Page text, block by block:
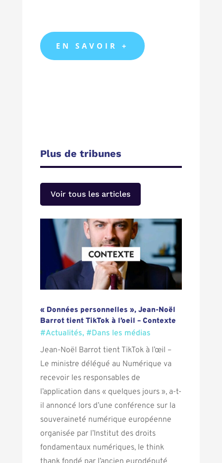
EN SAVOIR +
Plus de tribunes
Voir tous les articles
« Données personnelles », Jean-Noël
Barrot tient TikTok à l’oeil – Contexte
#Actualités, #Dans les médias
Jean-Noël Barrot tient TikTok à l’œil –
Le ministre délégué au Numérique va
recevoir les responsables de
l’application dans « quelques jours », a-t-
il annoncé lors d’une conférence sur la
souveraineté numérique européenne
organisée par l’Institut des droits
fondamentaux numériques, le think